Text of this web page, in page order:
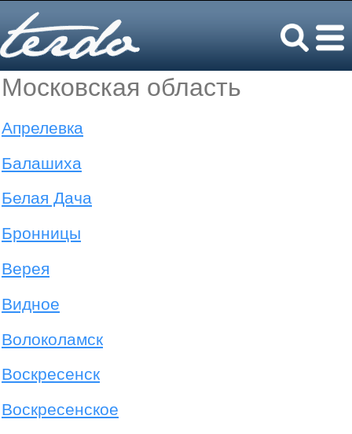
Московская область
Апрелевка
Балашиха
Белая Дача
Бронницы
Верея
Видное
Волоколамск
Воскресенск
Воскресенское